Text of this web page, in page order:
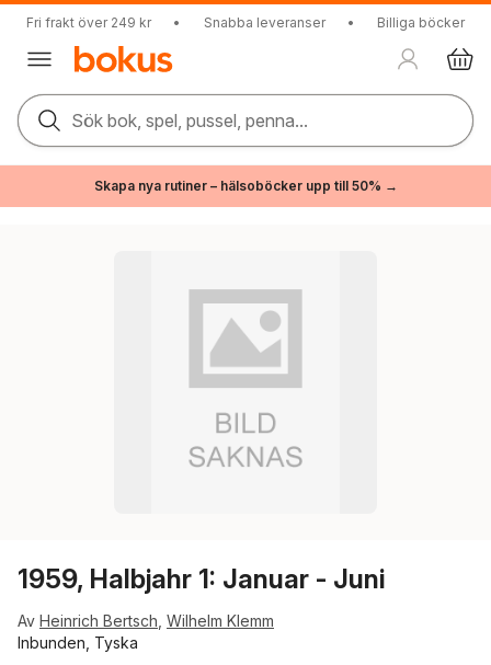
Fri frakt över 249 kr • Snabba leveranser • Billiga böcker
Sök bok, spel, pussel, penna...
Skapa nya rutiner – hälsoböcker upp till 50% →
1959, Halbjahr 1: Januar - Juni
Av Heinrich Bertsch Wilhelm Klemm
Inbunden, Tyska